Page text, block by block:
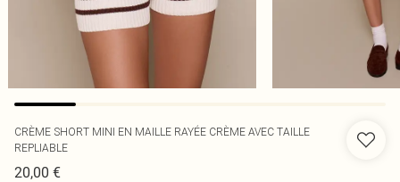
CRÈME SHORT MINI EN MAILLE RAYÉE CRÈME AVEC TAILLE
REPLIABLE
20,00 €